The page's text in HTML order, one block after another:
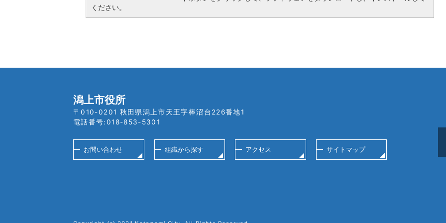
ください。
潟上市役所
〒010-0201 秋田県潟上市天王字棒沼台226番地1
電話番号:018-853-5301
お問い合わせ 組織から探す アクセス サイトマップ